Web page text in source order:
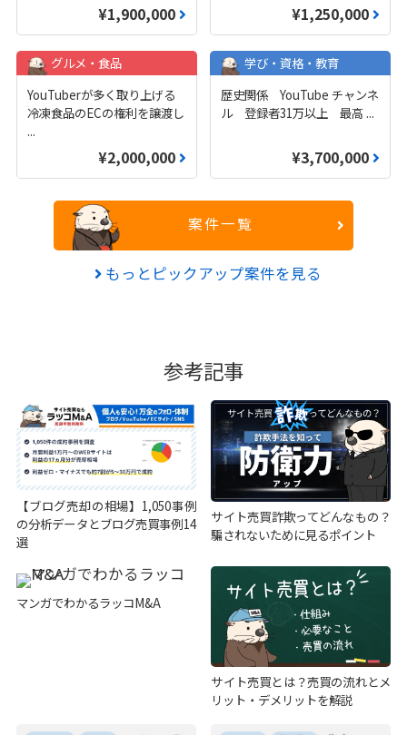
¥1,900,000 ¥1,250,000
グルメ・食品
YouTuberが多く取り上げる
冷凍食品のECの権利を譲渡し
...
¥2,000,000
学び・資格・教育
歴史関係 YouTube チャンネ
ル 登録者31万以上 最高 ...
¥3,700,000
案件一覧
もっとピックアップ案件を見る
参考記事
【ブログ売却の相場】1,050事例
の分析データとブログ売買事例14
選
サイト売買詐欺ってどんなもの？
騙されないために見るポイント
マンガでわかるラッコM&A
サイト売買とは？売買の流れとメ
リット・デメリットを解説